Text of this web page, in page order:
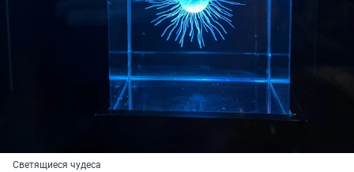
Светящиеся чудеса